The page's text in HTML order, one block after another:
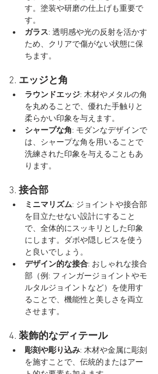
す。塗装や研磨の仕上げも重要で
す。
ガラス: 透明感や光の反射を活かす
ため、クリアで傷がない状態に保
ちます。
2. エッジと角
ラウンドエッジ: 木材やメタルの角
を丸めることで、優れた手触りと
柔らかい印象を与えます。
シャープな角: モダンなデザインで
は、シャープな角を用いることで
洗練された印象を与えることもあ
ります。
3. 接合部
ミニマリズム: ジョイントや接合部
を目立たせない設計にすること
で、全体的にスッキリとした印象
にします。ダボや隠しビスを使う
と良いでしょう。
デザイン的な接合: おしゃれな接合
部（例: フィンガージョイントやモ
ルタルジョイントなど）を使用す
ることで、機能性と美しさを両立
させます。
4. 装飾的なディテール
彫刻や彫り込み: 木材や金属に彫刻
を施すことで、伝統的またはアー